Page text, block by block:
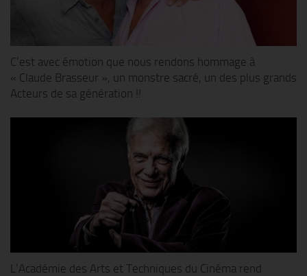
C’est avec émotion que nous rendons hommage à
« Claude Brasseur », un monstre sacré, un des plus grands
Acteurs de sa génération !!
L’Académie des Arts et Techniques du Cinéma rend